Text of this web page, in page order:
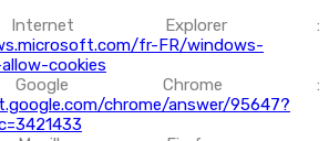
Explorer :
fr-FR/windows-
cookies
Chrome :
chrome/answer/95647?